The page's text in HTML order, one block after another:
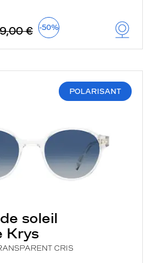
€ -50%
POLARISANT
soleil
Krys
CRIS